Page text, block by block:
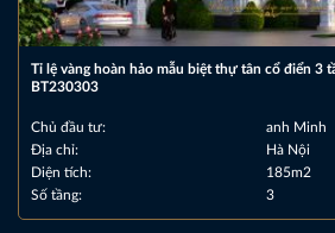
Tỉ lệ vàng hoàn hảo mẫu biệt thự tân cổ điển 3
BT230303
Chủ đầu tư:
anh Minh
Địa chỉ:
Hà Nội
Diện tích:
185m2
Số tầng:
3